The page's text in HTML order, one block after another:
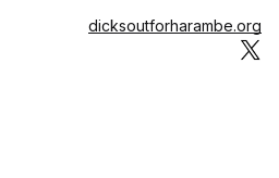
dicksoutforharambe.org